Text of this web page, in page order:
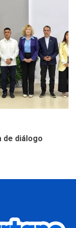
de diálogo